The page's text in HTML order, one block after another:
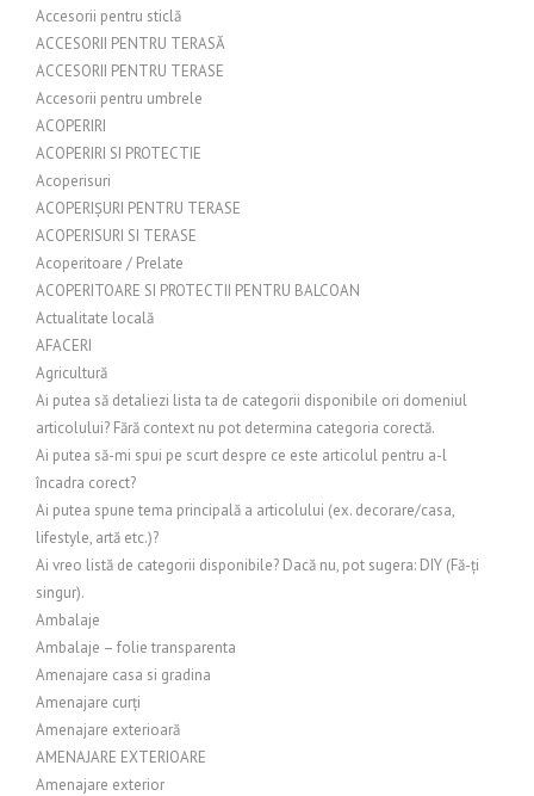
Accesorii pentru sticlă
ACCESORII PENTRU TERASĂ
ACCESORII PENTRU TERASE
Accesorii pentru umbrele
ACOPERIRI
ACOPERIRI SI PROTECTIE
Acoperisuri
ACOPERIȘURI PENTRU TERASE
ACOPERISURI SI TERASE
Acoperitoare / Prelate
ACOPERITOARE SI PROTECTII PENTRU BALCOAN
Actualitate locală
AFACERI
Agricultură
Ai putea să detaliezi lista ta de categorii disponibile ori domeniul
articolului? Fără context nu pot determina categoria corectă.
Ai putea să-mi spui pe scurt despre ce este articolul pentru a-l
încadra corect?
Ai putea spune tema principală a articolului (ex. decorare/casa,
lifestyle, artă etc.)?
Ai vreo listă de categorii disponibile? Dacă nu, pot sugera: DIY (Fă-ți
singur).
Ambalaje
Ambalaje – folie transparenta
Amenajare casa si gradina
Amenajare curți
Amenajare exterioară
AMENAJARE EXTERIOARE
Amenajare exterior